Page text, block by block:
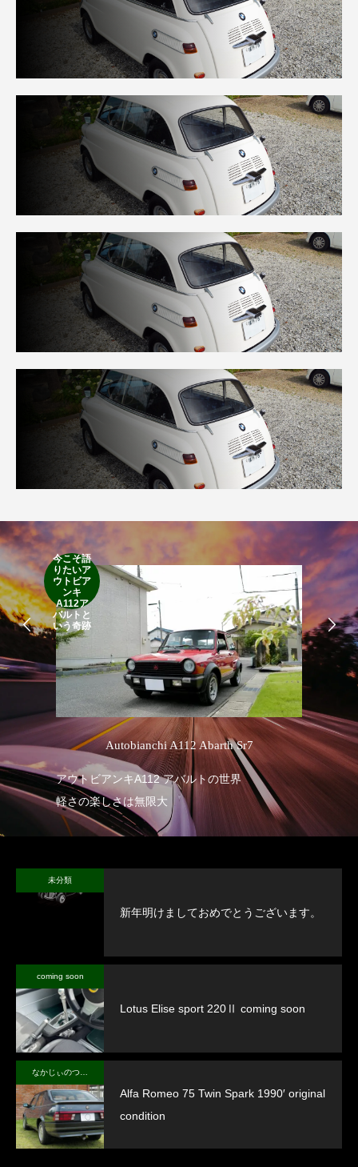
今こそ語
りたいア
ウトビア
ンキ
A112ア
バルトと
いう奇跡
Autobianchi A112 Abarth Sr7
アウトビアンキA112 アバルトの世界
軽さの楽しさは無限大
未分類
新年明けましておめでとうございます。
coming soon
Lotus Elise sport 220Ⅱ coming soon
Alfa Romeo 75 Twin Spark 1990′ original
condition